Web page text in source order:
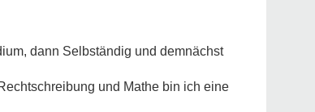
dann Selbständig und demnächst
und Mathe bin ich eine